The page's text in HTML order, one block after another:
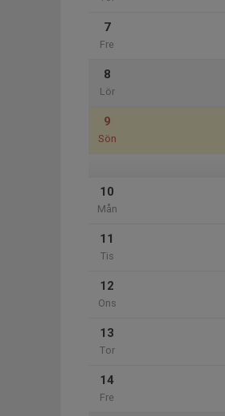
7
Fre
8
Lör
9
Sön
10
Mån
11
Tis
12
Ons
13
Tor
14
Fre